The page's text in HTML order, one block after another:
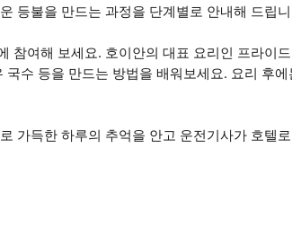
등불을 만드는 과정을 단계별로 안내해 드립
참여해 보세요. 호이안의 대표 요리인 프라이
수 등을 만드는 방법을 배워보세요. 요리 후
가득한 하루의 추억을 안고 운전기사가 호텔